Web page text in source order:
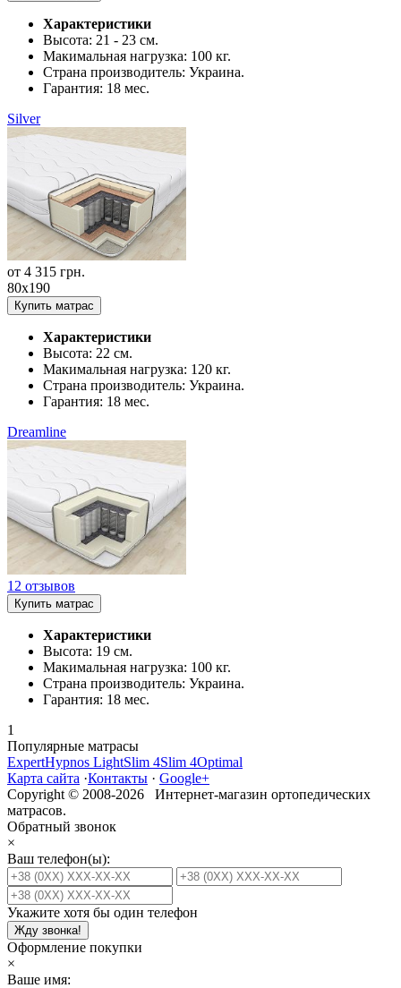
Характеристики
Высота: 21 - 23 см.
Макимальная нагрузка: 100 кг.
Страна производитель: Украина.
Гарантия: 18 мес.
Silver
от 4 315 грн.
80x190
Купить матрас
Характеристики
Высота: 22 см.
Макимальная нагрузка: 120 кг.
Страна производитель: Украина.
Гарантия: 18 мес.
Dreamline
12 отзывов
Купить матрас
Характеристики
Высота: 19 см.
Макимальная нагрузка: 100 кг.
Страна производитель: Украина.
Гарантия: 18 мес.
1
Популярные матрасы
ExpertHypnos LightSlim 4Slim 4Optimal
Карта сайта ·Контакты · Google+
Copyright © 2008-2026 Интернет-магазин ортопедических
матрасов.
Обратный звонок
×
Ваш телефон(ы):
Укажите хотя бы один телефон
Жду звонка!
Оформление покупки
×
Ваше имя: